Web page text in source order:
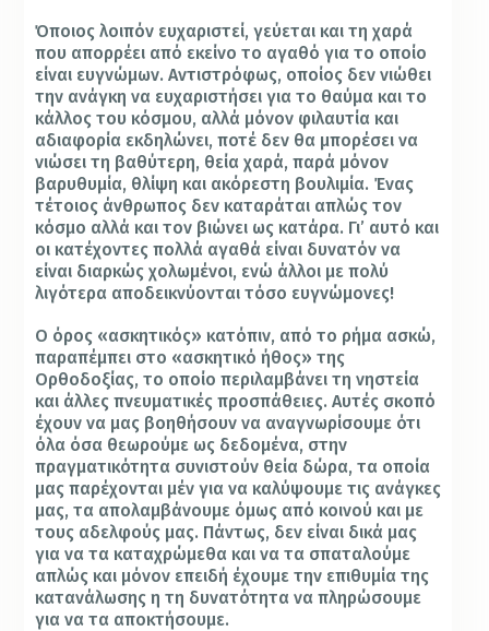
Όποιος λοιπόν ευχαριστεί, γεύεται και τη χαρά
που απορρέει από εκείνο το αγαθό για το οποίο
είναι ευγνώμων. Αντιστρόφως, οποίος δεν νιώθει
την ανάγκη να ευχαριστήσει για το θαύμα και το
κάλλος του κόσμου, αλλά μόνον φιλαυτία και
αδιαφορία εκδηλώνει, ποτέ δεν θα μπορέσει να
νιώσει τη βαθύτερη, θεία χαρά, παρά μόνον
βαρυθυμία, θλίψη και ακόρεστη βουλιμία. Ένας
τέτοιος άνθρωπος δεν καταράται απλώς τον
κόσμο αλλά και τον βιώνει ως κατάρα. Γι’ αυτό και
οι κατέχοντες πολλά αγαθά είναι δυνατόν να
είναι διαρκώς χολωμένοι, ενώ άλλοι με πολύ
λιγότερα αποδεικνύονται τόσο ευγνώμονες!
Ο όρος «ασκητικός» κατόπιν, από το ρήμα ασκώ,
παραπέμπει στο «ασκητικό ήθος» της
Ορθοδοξίας, το οποίο περιλαμβάνει τη νηστεία
και άλλες πνευματικές προσπάθειες. Αυτές σκοπό
έχουν να μας βοηθήσουν να αναγνωρίσουμε ότι
όλα όσα θεωρούμε ως δεδομένα, στην
πραγματικότητα συνιστούν θεία δώρα, τα οποία
μας παρέχονται μέν για να καλύψουμε τις ανάγκες
μας, τα απολαμβάνουμε όμως από κοινού και με
τους αδελφούς μας. Πάντως, δεν είναι δικά μας
για να τα καταχρώμεθα και να τα σπαταλούμε
απλώς και μόνον επειδή έχουμε την επιθυμία της
κατανάλωσης η τη δυνατότητα να πληρώσουμε
για να τα αποκτήσουμε.